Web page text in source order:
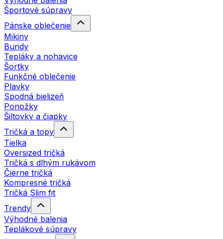
Športové súpravy
Pánske oblečenie
Mikiny
Bundy
Tepláky a nohavice
Šortky
Funkčné oblečenie
Plavky
Spodná bielizeň
Ponožky
Šiltovky a čiapky
Tričká a topy
Tielka
Oversized tričká
Tričká s dlhým rukávom
Čierne tričká
Kompresné tričká
Tričká Slim fit
Trendy
Výhodné balenia
Teplákové súpravy